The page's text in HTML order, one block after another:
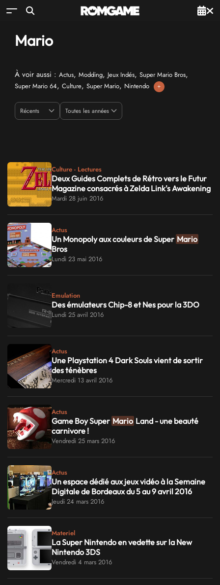
Mario
À voir aussi : Actus, Modding, Jeux Indés, Super Mario Bros,
Super Mario 64, Culture, Super Mario, Nintendo +
Culture - Lectures
Deux Guides Complets de Rétro vers le Futur
Magazine consacrés à Zelda Link's Awakening
Mardi 28 juin 2016
Actus
Un Monopoly aux couleurs de Super Mario
Bros
Lundi 23 mai 2016
Emulation
Des émulateurs Chip-8 et Nes pour la 3DO
Lundi 25 avril 2016
Actus
Une Playstation 4 Dark Souls vient de sortir
des ténèbres
Mercredi 13 avril 2016
Actus
Game Boy Super Mario Land - une beauté
carnivore !
Vendredi 25 mars 2016
Actus
Un espace dédié aux jeux vidéo à la Semaine
Digitale de Bordeaux du 5 au 9 avril 2016
Jeudi 24 mars 2016
Materiel
La Super Nintendo en vedette sur la New
Nintendo 3DS
Vendredi 4 mars 2016